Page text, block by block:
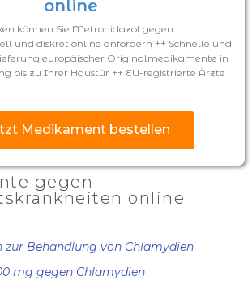
online
können Sie Metronidazol gegen
und diskret online anfordern ++ Schnelle und
europäischer Originalmedikamente in
bis zu Ihrer Haustür ++ EU-registrierte Ärzte
Medikament bestellen
gegen
online
zur Behandlung von Chlamydien
mg gegen Chlamydien